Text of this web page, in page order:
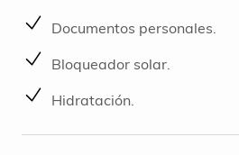
Documentos personales.
Bloqueador solar.
Hidratación.